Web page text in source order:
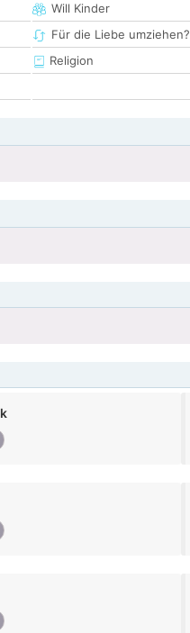
Will Kinder
Für die Liebe umziehen?
Religion